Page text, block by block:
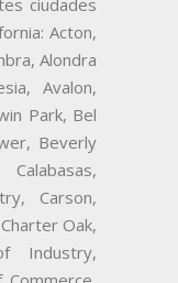
ciudades
Acton,
Alondra
Avalon,
Park, Bel
Beverly
Carson,
Oak,
Industry,